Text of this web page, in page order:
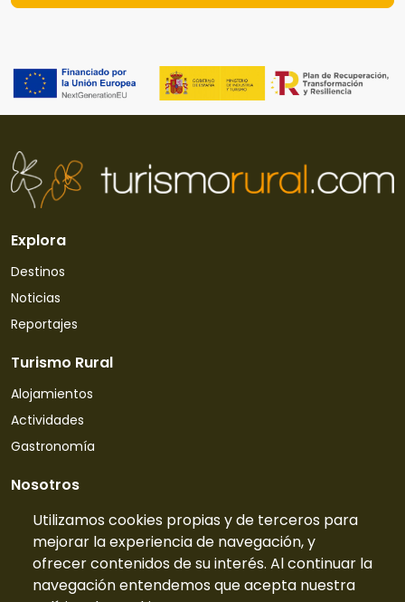
Utilizamos cookies propias y de terceros para
mejorar la experiencia de navegación, y
ofrecer contenidos de su interés. Al continuar la
navegación entendemos que acepta nuestra
Explora
Destinos
Noticias
Reportajes
Turismo Rural
Alojamientos
Actividades
Gastronomía
Nosotros
Quiénes somos
Contacto
Tarifas
Preguntas frecuentes